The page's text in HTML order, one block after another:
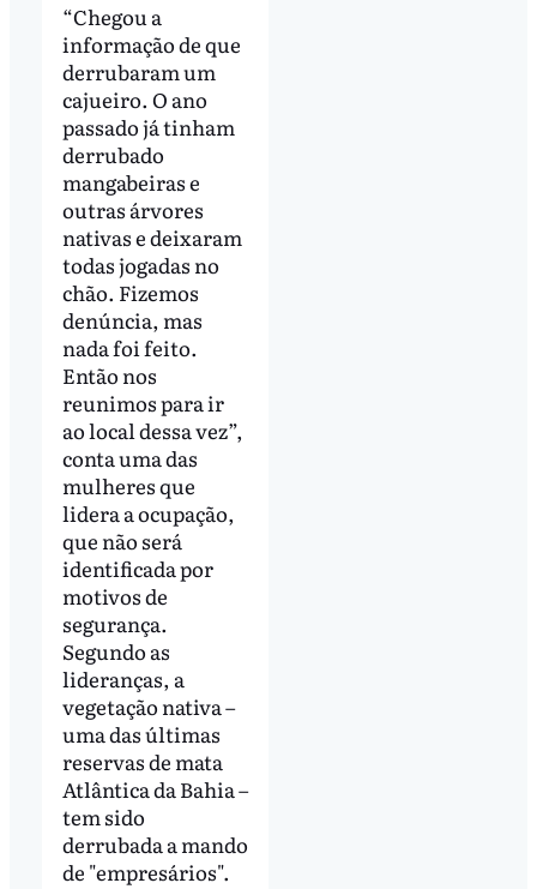
“Chegou a
informação de que
derrubaram um
cajueiro. O ano
passado já tinham
derrubado
mangabeiras e
outras árvores
nativas e deixaram
todas jogadas no
chão. Fizemos
denúncia, mas
nada foi feito.
Então nos
reunimos para ir
ao local dessa vez”,
conta uma das
mulheres que
lidera a ocupação,
que não será
identificada por
motivos de
segurança.
Segundo as
lideranças, a
vegetação nativa –
uma das últimas
reservas de mata
Atlântica da Bahia –
tem sido
derrubada a mando
de "empresários".